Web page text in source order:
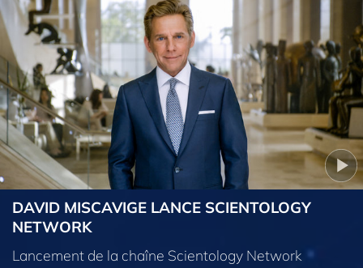
DAVID MISCAVIGE LANCE SCIENTOLOGY
NETWORK
Lancement de la chaîne Scientology Network